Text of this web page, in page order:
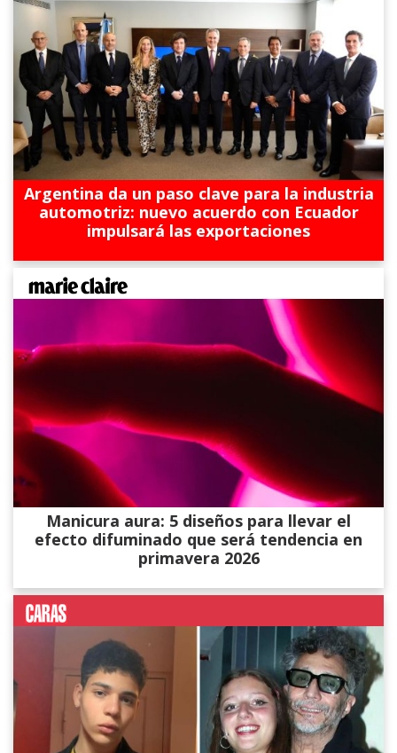
Argentina da un paso clave para la industria
automotriz: nuevo acuerdo con Ecuador
impulsará las exportaciones
Manicura aura: 5 diseños para llevar el
efecto difuminado que será tendencia en
primavera 2026